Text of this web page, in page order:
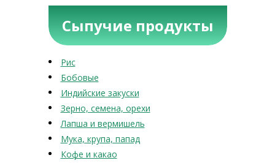
Сыпучие продукты
Рис
Бобовые
Индийские закуски
Зерно, семена, орехи
Лапша и вермишель
Мука, крупа, папад
Кофе и какао